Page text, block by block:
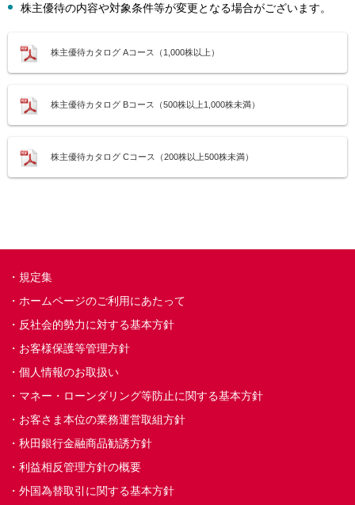
株主優待の内容や対象条件等が変更となる場合がございます。
株主優待カタログ Aコース（1,000株以上）
株主優待カタログ Bコース（500株以上1,000株未満）
株主優待カタログ Cコース（200株以上500株未満）
規定集
ホームページのご利用にあたって
反社会的勢力に対する基本方針
お客様保護等管理方針
個人情報のお取扱い
マネー・ローンダリング等防止に関する基本方針
お客さま本位の業務運営取組方針
秋田銀行金融商品勧誘方針
利益相反管理方針の概要
外国為替取引に関する基本方針